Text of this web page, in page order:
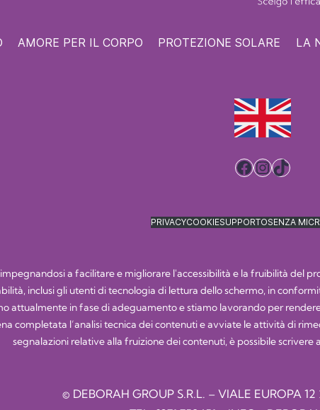
AMORE PER IL CORPO PROTEZIONE SOLARE LA
Facebook
TikTok
PRIVACYCOOKIESUPPORTOSENZA
a facilitare e migliorare l'accessibilità e la fruibilità del
inclusi gli utenti di tecnologia di lettura dello schermo, in
attualmente in fase di adeguamento e stiamo lavorando per
completata l’analisi tecnica dei contenuti e avviate le attività di
segnalazioni relative alla fruizione dei contenuti, è possibile scrivere a
© DEBORAH GROUP S.R.L. – VIALE EUROPA